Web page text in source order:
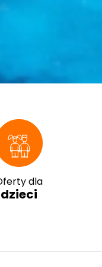
dla
dzieci